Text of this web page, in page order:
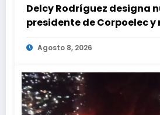
Delcy Rodríguez designa
presidente de Corpoelec y
viceministro de Servicios
Agosto 8, 2026